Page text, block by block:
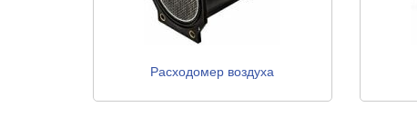
Расходомер воздуха